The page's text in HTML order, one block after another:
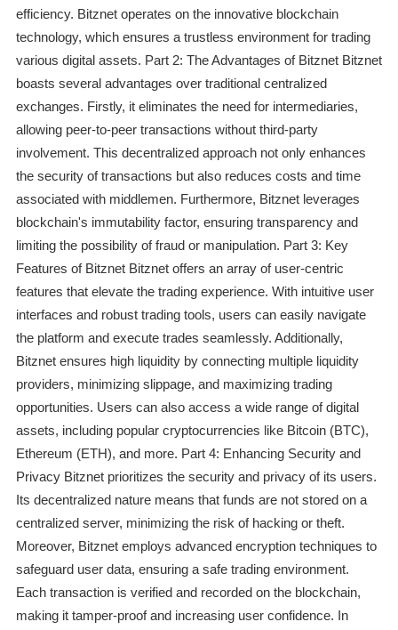
efficiency. Bitznet operates on the innovative blockchain
technology, which ensures a trustless environment for trading
various digital assets. Part 2: The Advantages of Bitznet Bitznet
boasts several advantages over traditional centralized
exchanges. Firstly, it eliminates the need for intermediaries,
allowing peer-to-peer transactions without third-party
involvement. This decentralized approach not only enhances
the security of transactions but also reduces costs and time
associated with middlemen. Furthermore, Bitznet leverages
blockchain's immutability factor, ensuring transparency and
limiting the possibility of fraud or manipulation. Part 3: Key
Features of Bitznet Bitznet offers an array of user-centric
features that elevate the trading experience. With intuitive user
interfaces and robust trading tools, users can easily navigate
the platform and execute trades seamlessly. Additionally,
Bitznet ensures high liquidity by connecting multiple liquidity
providers, minimizing slippage, and maximizing trading
opportunities. Users can also access a wide range of digital
assets, including popular cryptocurrencies like Bitcoin (BTC),
Ethereum (ETH), and more. Part 4: Enhancing Security and
Privacy Bitznet prioritizes the security and privacy of its users.
Its decentralized nature means that funds are not stored on a
centralized server, minimizing the risk of hacking or theft.
Moreover, Bitznet employs advanced encryption techniques to
safeguard user data, ensuring a safe trading environment.
Each transaction is verified and recorded on the blockchain,
making it tamper-proof and increasing user confidence. In